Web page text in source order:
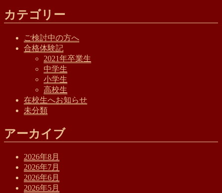
カテゴリー
ご検討中の方へ
合格体験記
2021年卒業生
中学生
小学生
高校生
在校生へお知らせ
未分類
アーカイブ
2026年8月
2026年7月
2026年6月
2026年5月